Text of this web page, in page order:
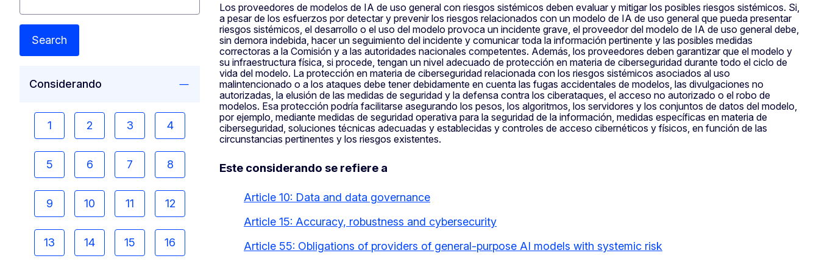
Search
Considerando
1 2 3 4
5 6 7 8
9 10 11 12
13 14 15 16
Los proveedores de modelos de IA de uso general con riesgos sistémicos deben evaluar y mitigar los posibles riesgos sistémicos. Si,
a pesar de los esfuerzos por detectar y prevenir los riesgos relacionados con un modelo de IA de uso general que pueda presentar
riesgos sistémicos, el desarrollo o el uso del modelo provoca un incidente grave, el proveedor del modelo de IA de uso general debe,
sin demora indebida, hacer un seguimiento del incidente y comunicar toda la información pertinente y las posibles medidas
correctoras a la Comisión y a las autoridades nacionales competentes. Además, los proveedores deben garantizar que el modelo y
su infraestructura física, si procede, tengan un nivel adecuado de protección en materia de ciberseguridad durante todo el ciclo de
vida del modelo. La protección en materia de ciberseguridad relacionada con los riesgos sistémicos asociados al uso
malintencionado o a los ataques debe tener debidamente en cuenta las fugas accidentales de modelos, las divulgaciones no
autorizadas, la elusión de las medidas de seguridad y la defensa contra los ciberataques, el acceso no autorizado o el robo de
modelos. Esa protección podría facilitarse asegurando los pesos, los algoritmos, los servidores y los conjuntos de datos del modelo,
por ejemplo, mediante medidas de seguridad operativa para la seguridad de la información, medidas específicas en materia de
ciberseguridad, soluciones técnicas adecuadas y establecidas y controles de acceso cibernéticos y físicos, en función de las
circunstancias pertinentes y los riesgos existentes.
Este considerando se refiere a
Article 10: Data and data governance
Article 15: Accuracy, robustness and cybersecurity
Article 55: Obligations of providers of general-purpose AI models with systemic risk